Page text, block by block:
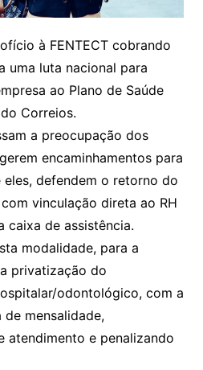
à FENTECT cobrando
uma luta nacional para
ao Plano de Saúde
Correios.
a preocupação dos
encaminhamentos para
defendem o retorno do
vinculação direta ao RH
caixa de assistência.
modalidade, para a
privatização do
odontológico, com a
mensalidade,
atendimento e penalizando